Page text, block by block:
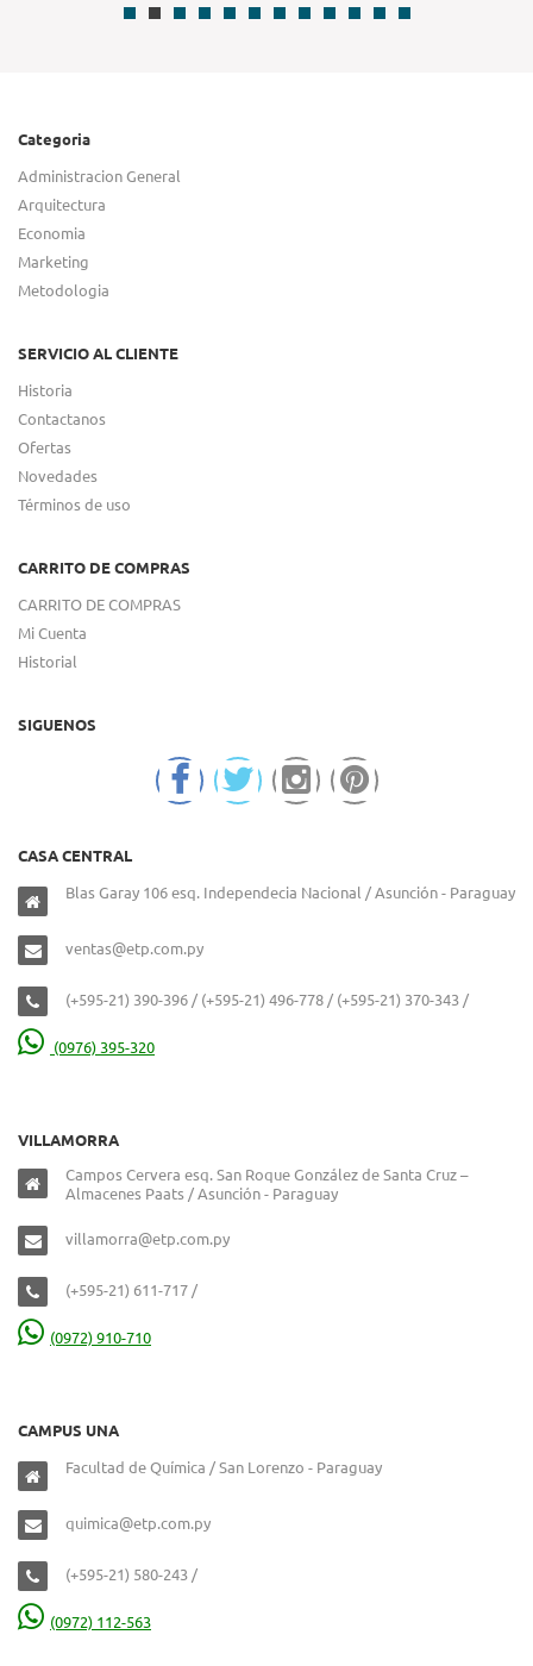
Categoria
Administracion General
Arquitectura
Economia
Marketing
Metodologia
SERVICIO AL CLIENTE
Historia
Contactanos
Ofertas
Novedades
Términos de uso
CARRITO DE COMPRAS
CARRITO DE COMPRAS
Mi Cuenta
Historial
SIGUENOS
CASA CENTRAL
Blas Garay 106 esq. Independecia Nacional / Asunción - Paraguay
ventas@etp.com.py
(+595-21) 390-396 / (+595-21) 496-778 / (+595-21) 370-343 /
(0976) 395-320
VILLAMORRA
Campos Cervera esq. San Roque González de Santa Cruz –
Almacenes Paats / Asunción - Paraguay
villamorra@etp.com.py
(+595-21) 611-717 /
(0972) 910-710
CAMPUS UNA
Facultad de Química / San Lorenzo - Paraguay
quimica@etp.com.py
(+595-21) 580-243 /
(0972) 112-563